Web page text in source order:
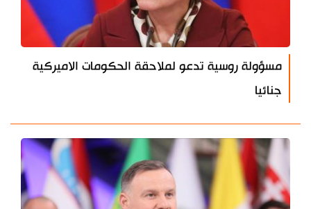
مسؤولة روسية تدعو لملاحقة الحكومات الاميركية
جنائيا